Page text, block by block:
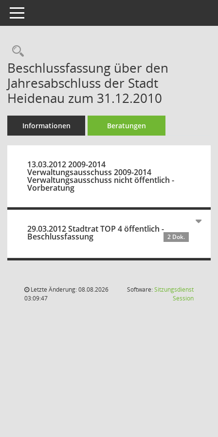
Toggle navigation
Rechercheauswahl
Beschlussfassung über den
Jahresabschluss der Stadt
Heidenau zum 31.12.2010
Informationen Beratungen
13.03.2012 2009-2014
Verwaltungsausschuss 2009-2014
Verwaltungsausschuss nicht öffentlich -
Vorberatung
29.03.2012 Stadtrat TOP 4 öffentlich -
Beschlussfassung 2 Dok.
Letzte Änderung: 08.08.2026
03:09:47
Software:Sitzungsdienst
Session(Wird in